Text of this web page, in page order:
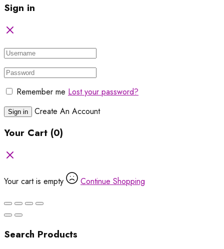
Sign in
Remember me Lost your password?
Sign in Create An Account
Your Cart (0)
Your cart is empty Continue Shopping
Search Products